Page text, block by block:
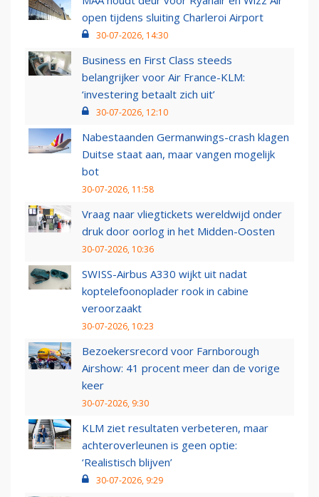
open tijdens sluiting Charleroi Airport
30-07-2026, 14:30
Business en First Class steeds
belangrijker voor Air France-KLM:
‘investering betaalt zich uit’
30-07-2026, 12:10
Nabestaanden Germanwings-crash klagen
Duitse staat aan, maar vangen mogelijk
bot
30-07-2026, 11:58
Vraag naar vliegtickets wereldwijd onder
druk door oorlog in het Midden-Oosten
30-07-2026, 10:36
SWISS-Airbus A330 wijkt uit nadat
koptelefoonoplader rook in cabine
veroorzaakt
30-07-2026, 10:23
Bezoekersrecord voor Farnborough
Airshow: 41 procent meer dan de vorige
keer
30-07-2026, 9:30
KLM ziet resultaten verbeteren, maar
achteroverleunen is geen optie:
‘Realistisch blijven’
30-07-2026, 9:29